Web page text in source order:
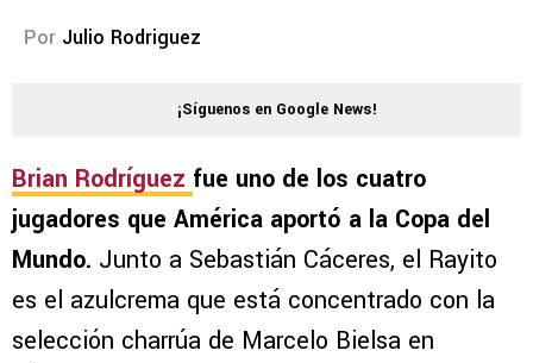
Por Julio Rodriguez
¡Síguenos en Google News!
Brian Rodríguez fue uno de los cuatro
jugadores que América aportó a la Copa del
Mundo. Junto a Sebastián Cáceres, el Rayito
es el azulcrema que está concentrado con la
selección charrúa de Marcelo Bielsa en